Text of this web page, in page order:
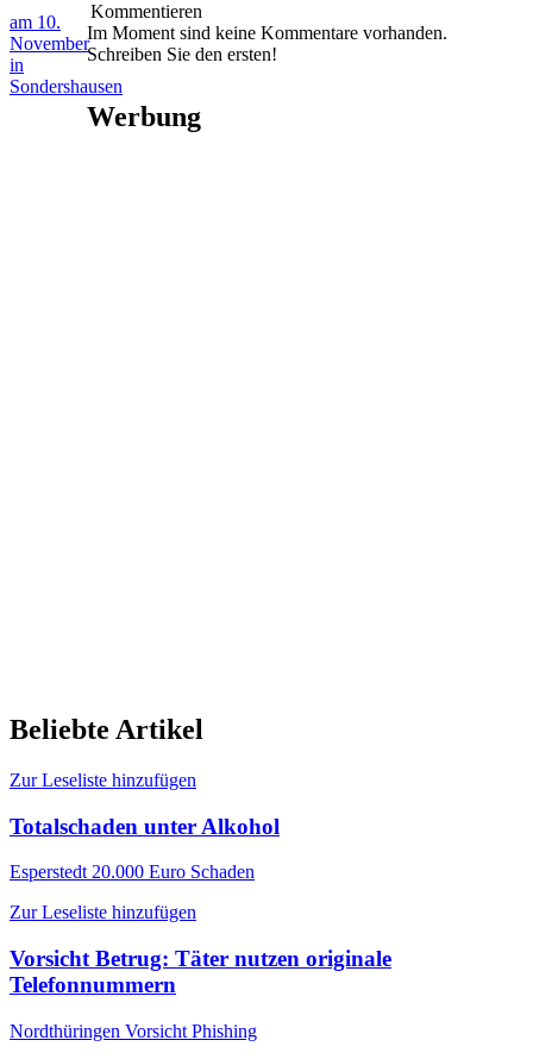
am 10.
November
in
Sondershausen
Kommentieren
Im Moment sind keine Kommentare vorhanden.
Schreiben Sie den ersten!
Werbung
Beliebte Artikel
Zur Leseliste hinzufügen
Totalschaden unter Alkohol
Esperstedt 20.000 Euro Schaden
Zur Leseliste hinzufügen
Vorsicht Betrug: Täter nutzen originale
Telefonnummern
Nordthüringen Vorsicht Phishing